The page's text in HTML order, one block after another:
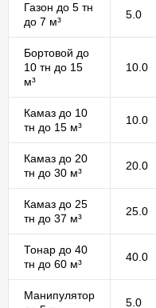
Газон до 5 тн
до 7 м³
5.0
Бортовой до
10 тн до 15
м³
10.0
Камаз до 10
тн до 15 м³
10.0
Камаз до 20
тн до 30 м³
20.0
Камаз до 25
тн до 37 м³
25.0
Тонар до 40
тн до 60 м³
40.0
Манипулятор
5.0